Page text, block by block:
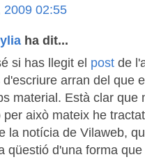
2009 02:55
ha dit...
si has llegit el post de
arran del que
material. Està clar que
això mateix he
la notícia de Vilaweb,
qüestió d'una forma